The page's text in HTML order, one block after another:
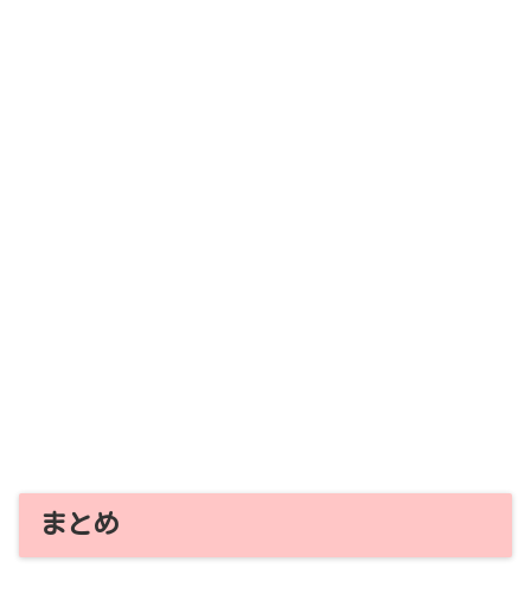
まとめ